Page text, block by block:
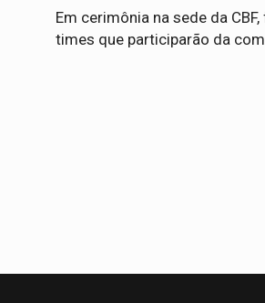
Em cerimônia na sede da
times que participarão da